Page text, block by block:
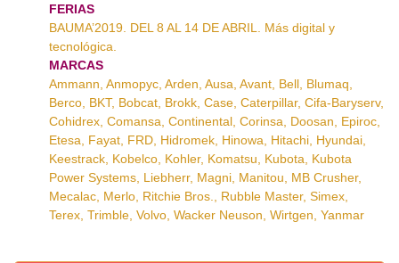
FERIAS
BAUMA’2019. DEL 8 AL 14 DE ABRIL. Más digital y
tecnológica.
MARCAS
Ammann, Anmopyc, Arden, Ausa, Avant, Bell, Blumaq,
Berco, BKT, Bobcat, Brokk, Case, Caterpillar, Cifa-Baryserv,
Cohidrex, Comansa, Continental, Corinsa, Doosan, Epiroc,
Etesa, Fayat, FRD, Hidromek, Hinowa, Hitachi, Hyundai,
Keestrack, Kobelco, Kohler, Komatsu, Kubota, Kubota
Power Systems, Liebherr, Magni, Manitou, MB Crusher,
Mecalac, Merlo, Ritchie Bros., Rubble Master, Simex,
Terex, Trimble, Volvo, Wacker Neuson, Wirtgen, Yanmar